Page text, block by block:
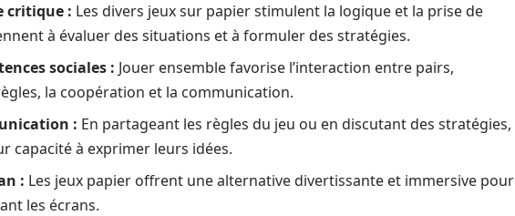
critique : Les divers jeux sur papier stimulent la logique et la prise de
à évaluer des situations et à formuler des stratégies.
sociales : Jouer ensemble favorise l’interaction entre pairs,
la coopération et la communication.
: En partageant les règles du jeu ou en discutant des stratégies,
capacité à exprimer leurs idées.
: Les jeux papier offrent une alternative divertissante et immersive pour
les écrans.